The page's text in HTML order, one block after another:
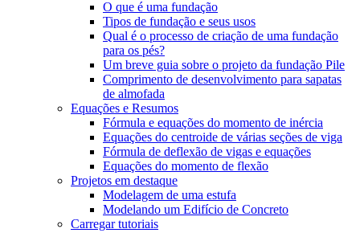
O que é uma fundação
Tipos de fundação e seus usos
Qual é o processo de criação de uma fundação
para os pés?
Um breve guia sobre o projeto da fundação Pile
Comprimento de desenvolvimento para sapatas
de almofada
Equações e Resumos
Fórmula e equações do momento de inércia
Equações do centroide de várias seções de viga
Fórmula de deflexão de vigas e equações
Equações do momento de flexão
Projetos em destaque
Modelagem de uma estufa
Modelando um Edifício de Concreto
Carregar tutoriais